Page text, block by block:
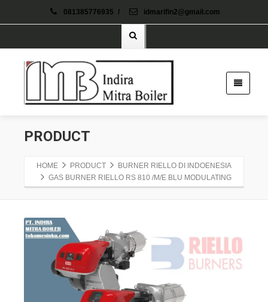
081385776935 / idmarifin2@gmail.com
PRODUCT
HOME PRODUCT
BURNER RIELLO DI INDOENESIA
GAS BURNER RIELLO RS 810 /M/E BLU MODULATING